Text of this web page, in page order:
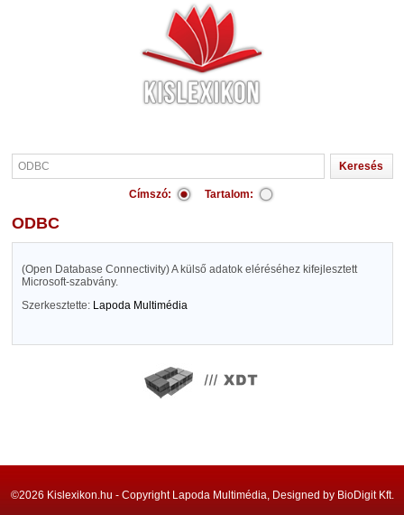
Címszó: Tartalom:
ODBC
(Open Database Connectivity) A külső adatok eléréséhez kifejlesztett
Microsoft-szabvány.
Szerkesztette: Lapoda Multimédia
©2026 Kislexikon.hu - Copyright Lapoda Multimédia, Designed by BioDigit Kft.